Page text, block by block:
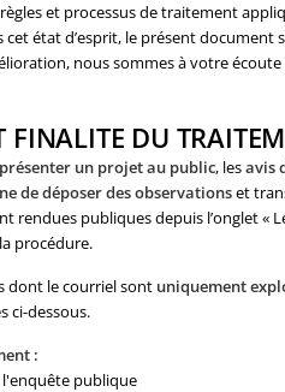
et processus de traitement
état d’esprit, le présent document
nous sommes à votre
FINALITE DU
présenter un projet au public, lesavis
de déposer des observationset
rendues publiques depuis l’onglet «
procédure.
dont le courriel sont uniquement
ci-dessous.
:
publique